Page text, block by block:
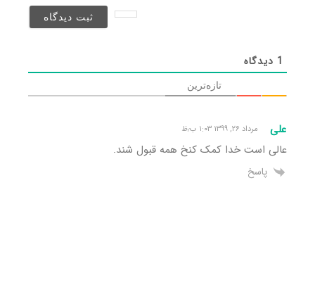
1 دیدگاه
تازه‌ترین
علی مرداد ۲۶, ۱۳۹۹ ۱:۰۳ ب٫ظ
عالی است خدا کمک کنخ همه قبول شند.
پاسخ